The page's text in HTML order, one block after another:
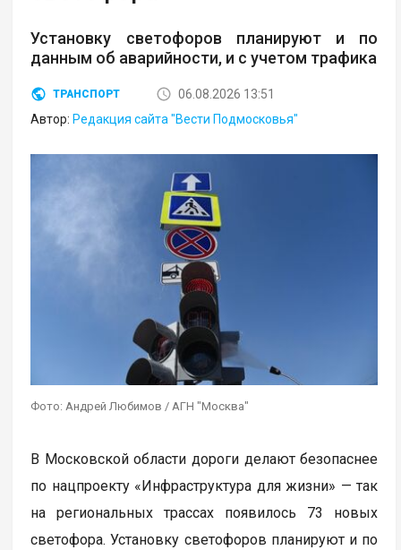
Установку светофоров планируют и по
данным об аварийности, и с учетом трафика
ТРАНСПОРТ
06.08.2026 13:51
Автор: Редакция сайта "Вести Подмосковья"
Фото: Андрей Любимов / АГН "Москва"
В Московской области дороги делают безопаснее
по нацпроекту «Инфраструктура для жизни» — так
на региональных трассах появилось 73 новых
светофора. Установку светофоров планируют и по